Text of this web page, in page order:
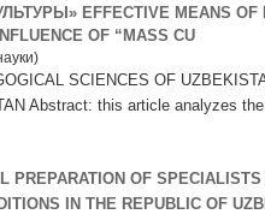
EFFECTIVE MEANS OF
OF “MASS CU
SCIENCES OF
Abstract: this article analyzes
PREPARATION OF
IN THE REPUBLIC